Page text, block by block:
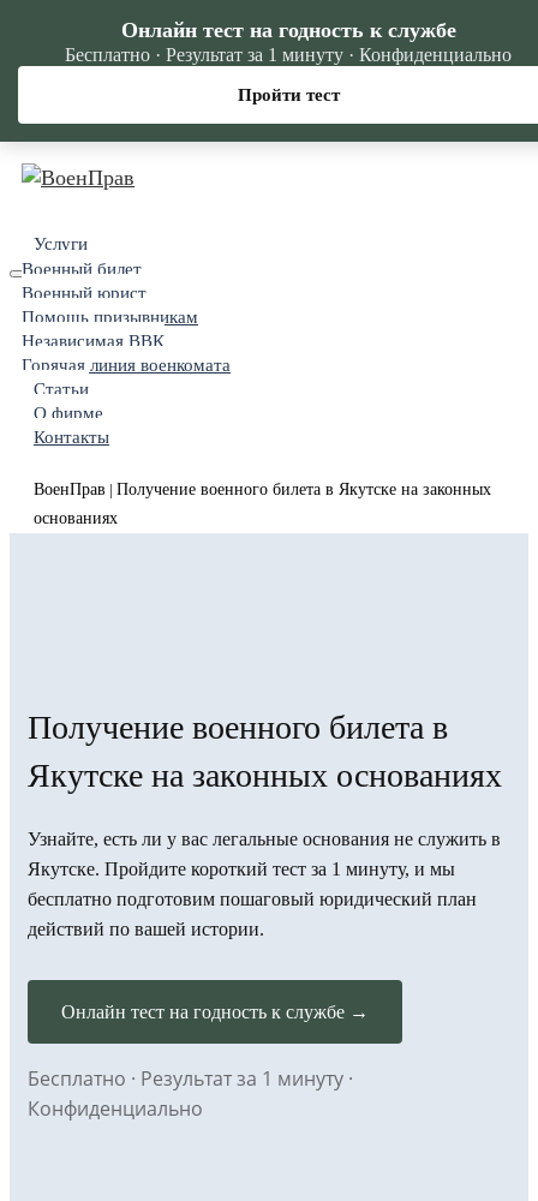
Услуги
Военный билет
Военный юрист
Помощь призывникам
Независимая ВВК
Горячая линия военкомата
Статьи
О фирме
Контакты
ВоенПрав
Получение военного билета в Якутске на законных
основаниях
Получение военного билета в
Якутске на законных основаниях
Узнайте, есть ли у вас легальные основания не служить в
Якутске. Пройдите короткий тест за 1 минуту, и мы
бесплатно подготовим пошаговый юридический план
действий по вашей истории.
Онлайн тест на годность к службе →
Бесплатно · Результат за 1 минуту ·
Конфиденциально
Онлайн тест на годность к службе
Бесплатно · Результат за 1 минуту · Конфиденциально
Пройти тест